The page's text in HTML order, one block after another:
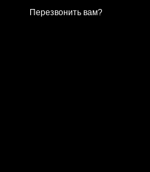
Перезвонить вам?